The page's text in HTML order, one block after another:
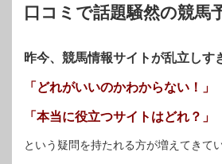
開
き
口コミで話題騒然の競馬
昨今、競馬情報サイトが乱立しす
「どれがいいのかわからない！」
「本当に役立つサイトはどれ？」
という疑問を持たれる方が増えてきてい